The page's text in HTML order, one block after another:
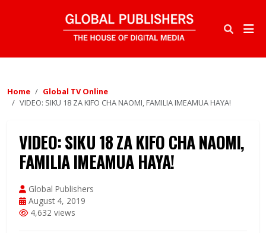
Home
Global TV Online
VIDEO: SIKU 18 ZA KIFO CHA NAOMI, FAMILIA IMEAMUA HAYA!
VIDEO: SIKU 18 ZA KIFO CHA NAOMI,
FAMILIA IMEAMUA HAYA!
Global Publishers
August 4, 2019
4,632 views